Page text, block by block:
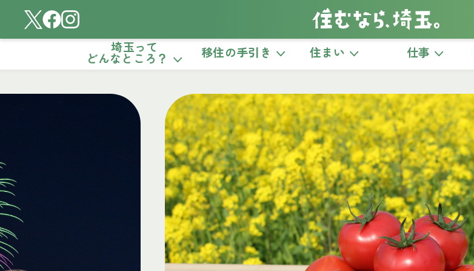
埼玉って
どんなところ？ 移住の手引き 住まい 仕事